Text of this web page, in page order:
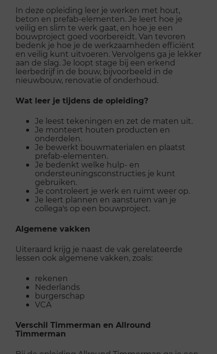
In deze opleiding leer je werken met hout,
beton en prefab-elementen. Je leert hoe je
veilig en slim te werk gaat, en hoe je een
bouwproject goed voorbereidt. Van tevoren
bedenk je hoe je de werkzaamheden efficiënt
en veilig kunt uitvoeren. Vervolgens ga je lekker
aan de slag. Je loopt stage bij een erkend
leerbedrijf in de bouw, bijvoorbeeld in de
nieuwbouw, renovatie of onderhoud.
Wat leer je tijdens de opleiding?
Je leest tekeningen en zet de maten uit.
Je monteert houten producten en
onderdelen.
Je bewerkt bouwmaterialen en plaatst
prefab-elementen.
Je bedenkt welke hulp- en
ondersteuningsconstructies je kunt
gebruiken.
Je controleert je werk en ruimt weer op.
Je leert plannen en aansturen van je
collega's op een bouwproject.
Algemene vakken
Uiteraard krijg je naast de vak gerelateerde
lessen ook algemene vakken, zoals:
rekenen
Nederlands
burgerschap
VCA
Verschil Timmerman en Allround
Timmerman